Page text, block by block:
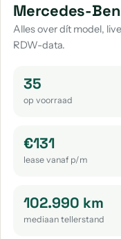
Mercedes-Benz Citan
aantal: 18
Mercedes-Benz Sl-
Mercedes-Benz V-
aantal: 12
aantal: 8
Mercedes-Benz M-
Mercedes-
Alles over dít model,
RDW-data.
35
op voorraad
€131
lease vanaf p/m
102.990 km
mediaan tellerstand